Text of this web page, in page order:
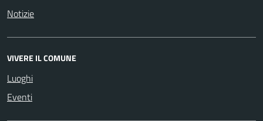
Notizie
VIVERE IL COMUNE
Luoghi
Eventi